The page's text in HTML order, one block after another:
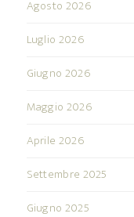
Agosto 2026
Luglio 2026
Giugno 2026
Maggio 2026
Aprile 2026
Settembre 2025
Giugno 2025